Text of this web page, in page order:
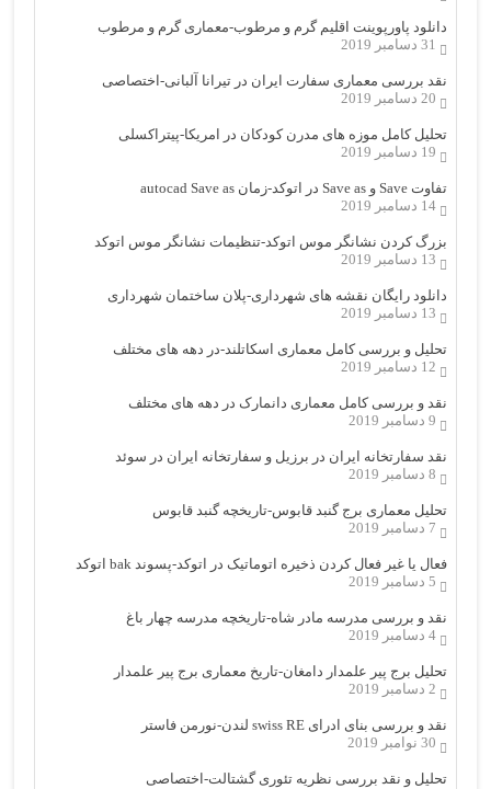
دانلود پاورپوینت اقلیم گرم و مرطوب-معماری گرم و مرطوب
31 دسامبر 2019
نقد بررسی معماری سفارت ایران در تیرانا آلبانی-اختصاصی
20 دسامبر 2019
تحلیل کامل موزه های مدرن کودکان در امریکا-پیتراکسلی
19 دسامبر 2019
تفاوت Save و Save as در اتوکد-زمان autocad Save as
14 دسامبر 2019
بزرگ کردن نشانگر موس اتوکد-تنظیمات نشانگر موس اتوکد
13 دسامبر 2019
دانلود رایگان نقشه های شهرداری-پلان ساختمان شهرداری
13 دسامبر 2019
تحلیل و بررسی کامل معماری اسکاتلند-در دهه های مختلف
12 دسامبر 2019
نقد و بررسی کامل معماری دانمارک در دهه های مختلف
9 دسامبر 2019
نقد سفارتخانه ایران در برزیل و سفارتخانه ایران در سوئد
8 دسامبر 2019
تحلیل معماری برج گنبد قابوس-تاریخچه گنبد قابوس
7 دسامبر 2019
فعال یا غیر فعال کردن ذخیره اتوماتیک در اتوکد-پسوند bak اتوکد
5 دسامبر 2019
نقد و بررسی مدرسه مادر شاه-تاریخچه مدرسه چهار باغ
4 دسامبر 2019
تحلیل برج پیر علمدار دامغان-تاریخ معماری برج پیر علمدار
2 دسامبر 2019
نقد و بررسی بنای ادرای swiss RE لندن-نورمن فاستر
30 نوامبر 2019
تحلیل و نقد بررسی نظریه تئوری گشتالت-اختصاصی